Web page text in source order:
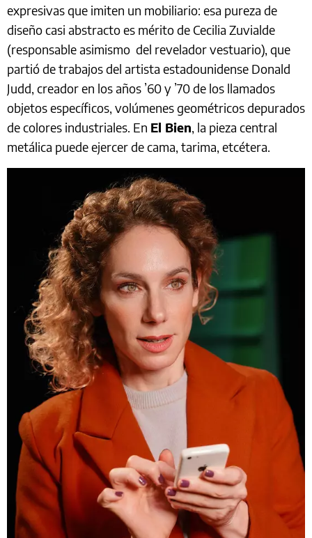
expresivas que imiten un mobiliario: esa pureza de
diseño casi abstracto es mérito de Cecilia Zuvialde
(responsable asimismo del revelador vestuario), que
partió de trabajos del artista estadounidense Donald
Judd, creador en los años ’60 y ’70 de los llamados
objetos específicos, volúmenes geométricos depurados
de colores industriales. En El Bien, la pieza central
metálica puede ejercer de cama, tarima, etcétera.